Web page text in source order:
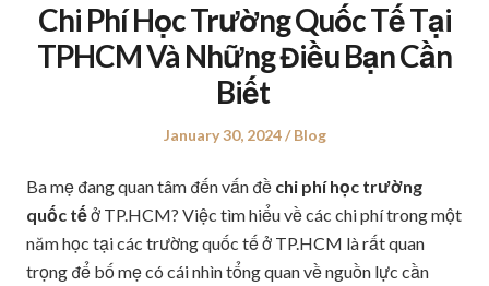
Chi Phí Học Trường Quốc Tế Tại
TPHCM Và Những Điều Bạn Cần
Biết
Posted
January 30, 2024
Posted
Blog
Ba mẹ đang quan tâm đến vấn đề chi phí học trường
quốc tếở TP.HCM? Việc tìm hiểu về các chi phí trong một
năm học tại các trường quốc tế ở TP.HCM là rất quan
trọng để bố mẹ có cái nhìn tổng quan về nguồn lực cần